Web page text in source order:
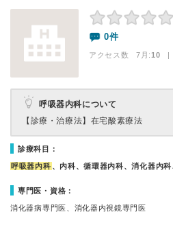
0件
アクセス数 7月:10 |
呼吸器内科について
【診療・治療法】 在宅酸素療法
診療科目：
呼吸器内科 、内科、循環器内科、消化器内
専門医・資格：
消化器病専門医、消化器内視鏡専門医